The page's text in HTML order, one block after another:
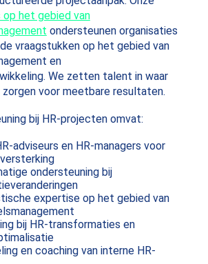
op het gebied van
ondersteunen organisaties
vraagstukken op het gebied van
en
We zetten talent in waar
zorgen voor meetbare resultaten.
bij HR-projecten omvat:
adviseurs en HR-managers voor
ondersteuning bij
expertise op het gebied van
bij HR-transformaties en
en coaching van interne HR-